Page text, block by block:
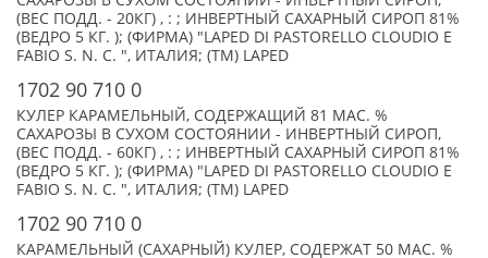
(ВЕС ПОДД. - 20КГ) , : ; ИНВЕРТНЫЙ САХАРНЫЙ СИРОП 81%
(ВЕДРО 5 КГ. ); (ФИРМА) "LAPED DI PASTORELLO CLOUDIO E
FABIO S. N. C. ", ИТАЛИЯ; (TM) LAPED
1702 90 710 0
КУЛЕР КАРАМЕЛЬНЫЙ, СОДЕРЖАЩИЙ 81 МАС. %
САХАРОЗЫ В СУХОМ СОСТОЯНИИ - ИНВЕРТНЫЙ СИРОП,
(ВЕС ПОДД. - 60КГ) , : ; ИНВЕРТНЫЙ САХАРНЫЙ СИРОП 81%
(ВЕДРО 5 КГ. ); (ФИРМА) "LAPED DI PASTORELLO CLOUDIO E
FABIO S. N. C. ", ИТАЛИЯ; (TM) LAPED
1702 90 710 0
КАРАМЕЛЬНЫЙ (САХАРНЫЙ) КУЛЕР, СОДЕРЖАТ 50 МАС. %